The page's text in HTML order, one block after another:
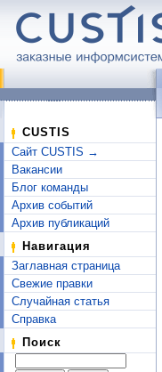
CUSTIS
Сайт CUSTIS →
Вакансии
Блог команды
Архив событий
Архив публикаций
Навигация
Заглавная страница
Свежие правки
Случайная статья
Справка
Поиск